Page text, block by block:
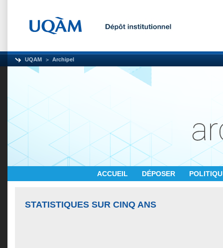
UQAM Archipel
ACCUEIL DÉPOSER
STATISTIQUES SUR CINQ ANS